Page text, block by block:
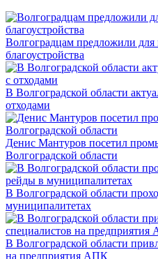
Волгоградцам предложили для
благоустройства
В Волгоградской области
отходами
Денис Мантуров посетил
Волгоградской области
В Волгоградской области
муниципалитетах
В Волгоградской области
на предприятия АПК